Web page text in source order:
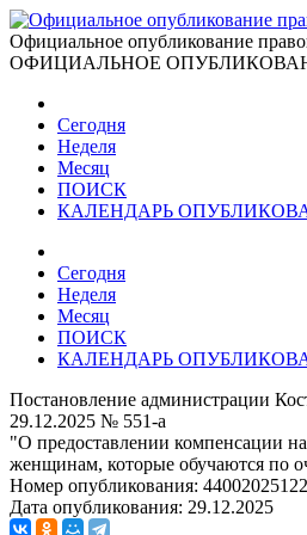
Официальное опубликование
ОФИЦИАЛЬНОЕ
Сегодня
Неделя
Месяц
ПОИСК
КАЛЕНДАРЬ
Сегодня
Неделя
Месяц
ПОИСК
КАЛЕНДАРЬ
Постановление администрации
29.12.2025 № 551-а
"О предоставлении компенсации
женщинам, которые обучаются по
Номер опубликования:
Дата опубликования: 29.12.2025